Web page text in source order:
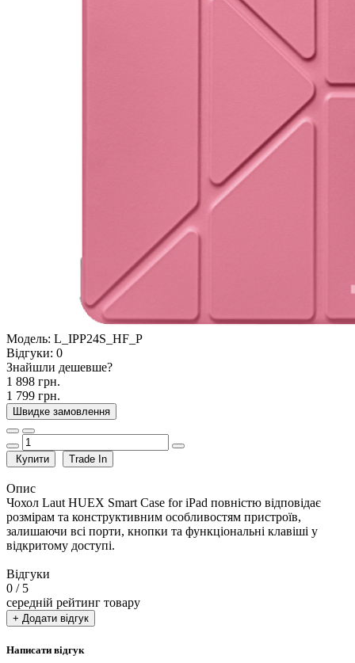
Модель: L_IPP24S_HF_P
Відгуки: 0
Знайшли дешевше?
1 898 грн.
1 799 грн.
Швидке замовлення
Купити Trade In
Опис
Чохол Laut HUEX Smart Case for iPad повністю відповідає
розмірам та конструктивним особливостям пристроїв,
залишаючи всі порти, кнопки та функціональні клавіші у
відкритому доступі.
Відгуки
0 / 5
середній рейтинг товару
+ Додати відгук
Написати відгук